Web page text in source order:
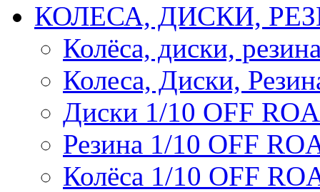
КОЛЕСА, ДИСКИ,
Колёса, диски,
Колеса, Диски,
Диски 1/10 OFF
Резина 1/10 OFF
Колёса 1/10 OFF